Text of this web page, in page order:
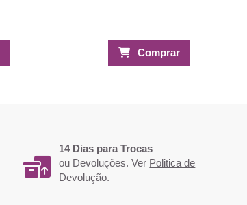
Comprar
14 Dias para Trocas
ou Devoluções. Ver Politica de
Devolução.